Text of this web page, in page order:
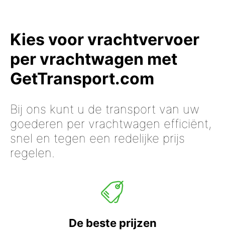
Kies voor vrachtvervoer
per vrachtwagen met
GetTransport.com
Bij ons kunt u de transport van uw
goederen per vrachtwagen efficiënt,
snel en tegen een redelijke prijs
regelen.
De beste prijzen